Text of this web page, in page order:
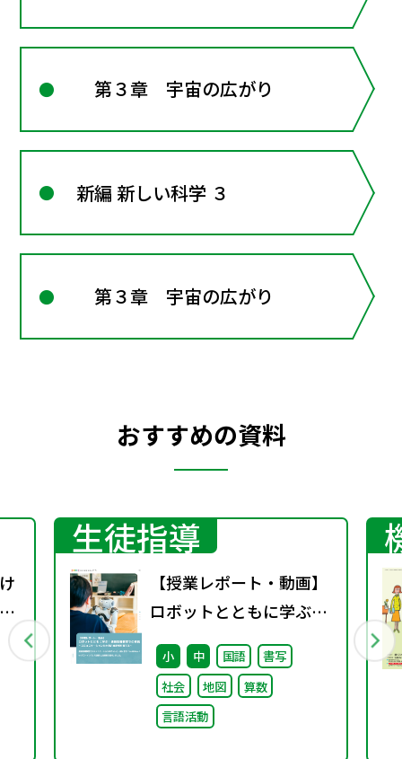
第３章 宇宙の広がり
新編 新しい科学 ３
第３章 宇宙の広がり
おすすめの資料
生徒指導
【授業レポート・動画】
ロボットとともに学ぶ！
通級指導教室での実践～
コミュニケーション力と
自己肯定感を育てる～
小 中 国語
書写
社会
地図
算数
言語活動